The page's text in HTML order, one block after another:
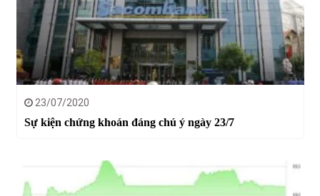
23/07/2020
Sự kiện chứng khoán đáng chú ý ngày 23/7